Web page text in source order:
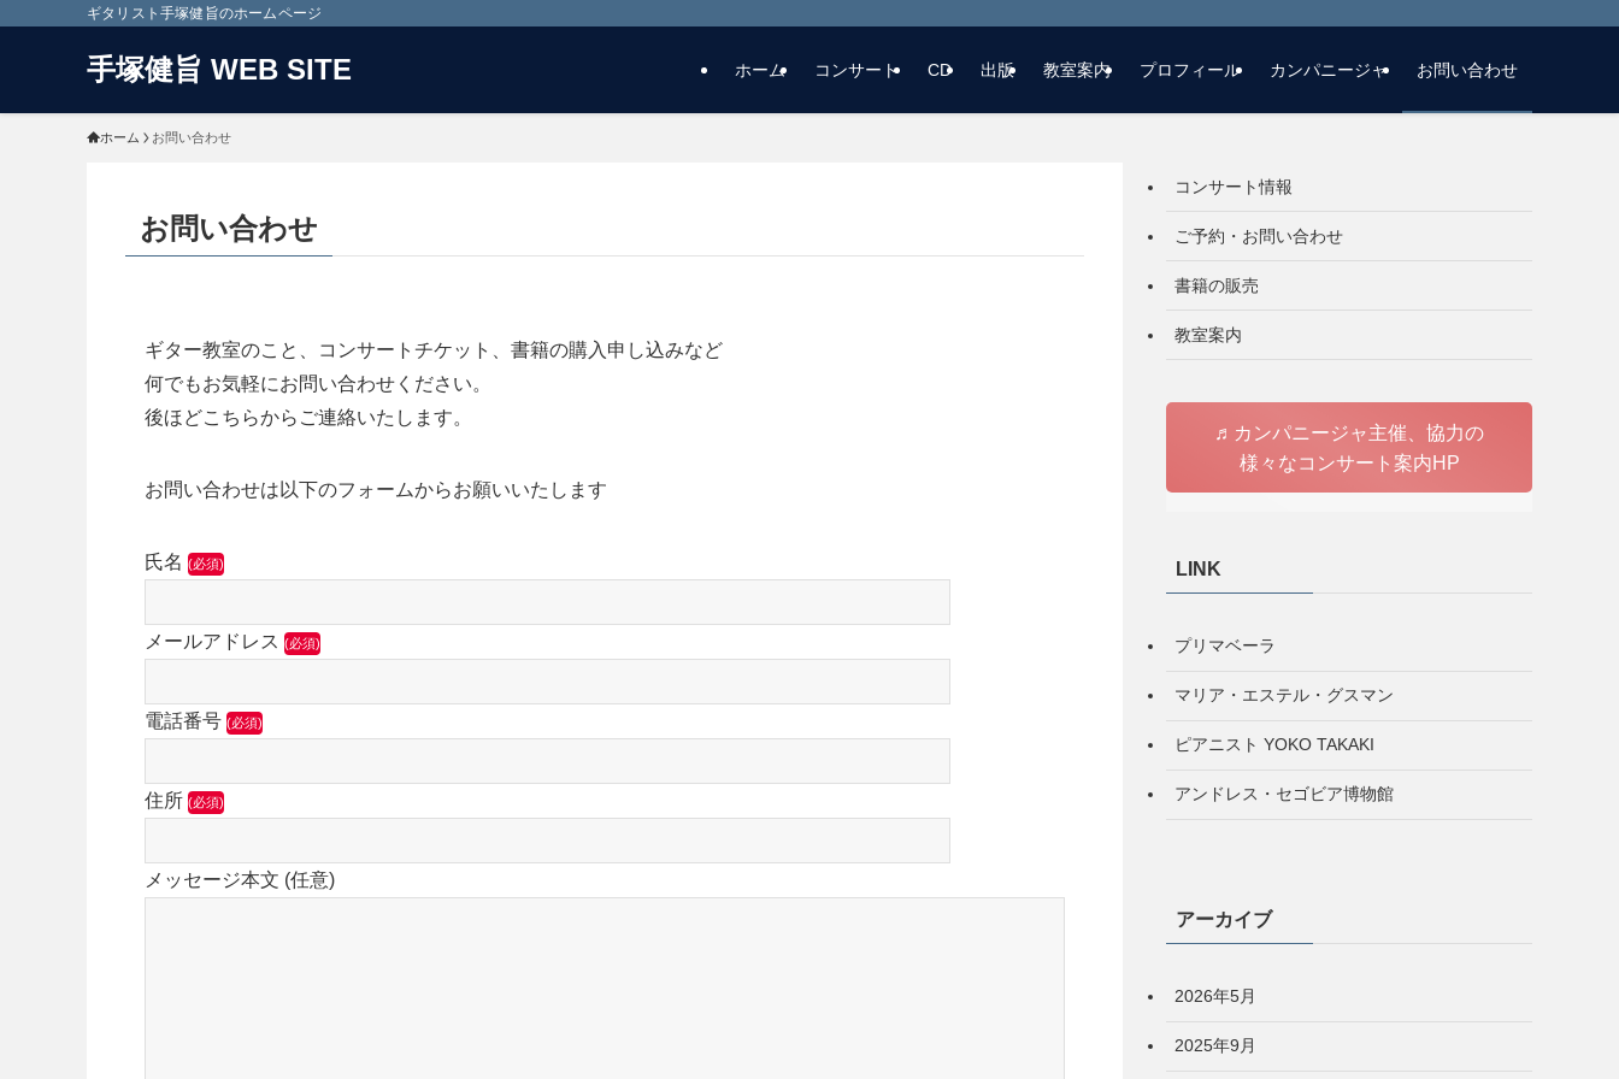
ギタリスト手塚健旨のホームページ
手塚健旨 WEB SITE ホーム コンサート CD 出版 教室案内 プロフィール カンパニージャ お問い合わせ
ホーム お問い合わせ
お問い合わせ
ギター教室のこと、コンサートチケット、書籍の購入申し込みなど
何でもお気軽にお問い合わせください。
後ほどこちらからご連絡いたします。
お問い合わせは以下のフォームからお願いいたします
氏名 (必須)
メールアドレス (必須)
電話番号 (必須)
住所 (必須)
メッセージ本文 (任意)
コンサート情報
ご予約・お問い合わせ
書籍の販売
教室案内
♬カンパニージャ主催、協力の
様々なコンサート案内HP
LINK
プリマベーラ
マリア・エステル・グスマン
ピアニスト YOKO TAKAKI
アンドレス・セゴビア博物館
アーカイブ
2026年5月
2025年9月